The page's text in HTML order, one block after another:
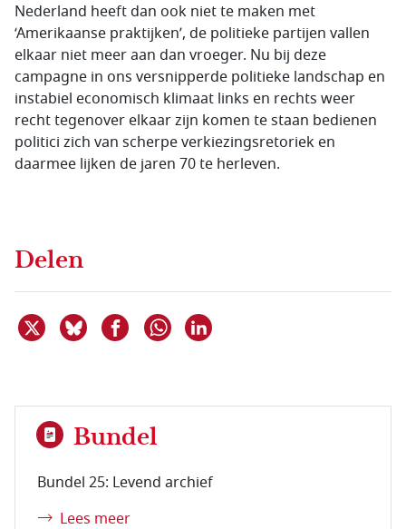
Nederland heeft dan ook niet te maken met
‘Amerikaanse praktijken’, de politieke partijen vallen
elkaar niet meer aan dan vroeger. Nu bij deze
campagne in ons versnipperde politieke landschap en
instabiel economisch klimaat links en rechts weer
recht tegenover elkaar zijn komen te staan bedienen
politici zich van scherpe verkiezingsretoriek en
daarmee lijken de jaren 70 te herleven.
Delen
Deel dit item op X
Deel dit item op Bluesky
Deel dit item op Facebook
Delen via WhatsApp
Bundel
Bundel 25: Levend archief
Lees meer